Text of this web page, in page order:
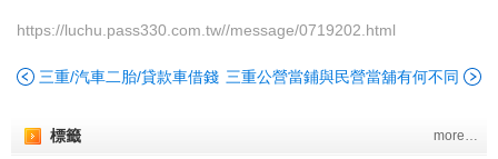
https://luchu.pass330.com.tw//message/0719202.html
三重/汽車二胎/貸款車借錢 三重公營當鋪與民營當舖有何不同
標籤 more…